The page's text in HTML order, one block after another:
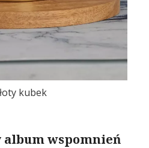
kubek
wspomnień